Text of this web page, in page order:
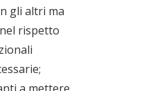
gli altri ma
rispetto